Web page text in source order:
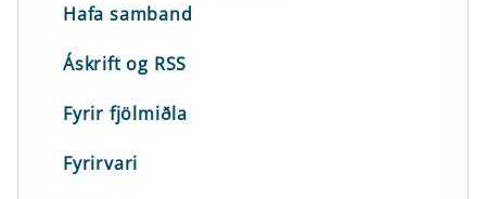
Hafa samband
Áskrift og RSS
Fyrir fjölmiðla
Fyrirvari